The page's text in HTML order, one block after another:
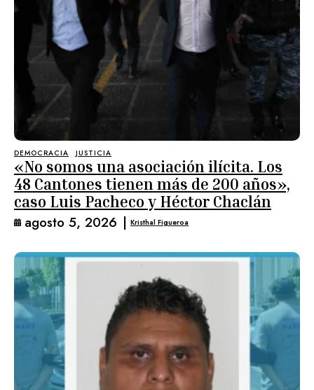
DEMOCRACIA JUSTICIA
«No somos una asociación ilícita. Los
48 Cantones tienen más de 200 años»,
caso Luis Pacheco y Héctor Chaclán
agosto 5, 2026 | Kristhal Figueroa